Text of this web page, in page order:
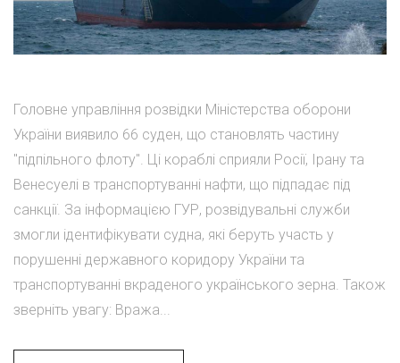
Головне управління розвідки Міністерства оборони
України виявило 66 суден, що становлять частину
"підпільного флоту". Ці кораблі сприяли Росії, Ірану та
Венесуелі в транспортуванні нафти, що підпадає під
санкції. За інформацією ГУР, розвідувальні служби
змогли ідентифікувати судна, які беруть участь у
порушенні державного коридору України та
транспортуванні вкраденого українського зерна. Також
зверніть увагу: Вража...